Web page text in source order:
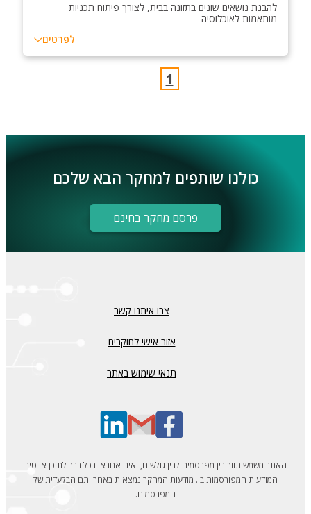
להבנת נושאים שונים בתזונה בבית, לצורך פיתוח תכניות
מותאמות לאוכלוסיה
לפרטים
1
כולנו שותפים למחקר הבא שלכם
פרסם מחקר בחינם
צרו איתנו קשר
אזור אישי לחוקרים
תנאי שימוש באתר
האתר משמש תווך בין מפרסמים לבין גולשים, ואינו אחראי בכל דרך לתוכן או טיב
המודעות המפורסמות בו. מודעות המחקר נמצאות באחריותם הבלעדית של
המפרסמים.